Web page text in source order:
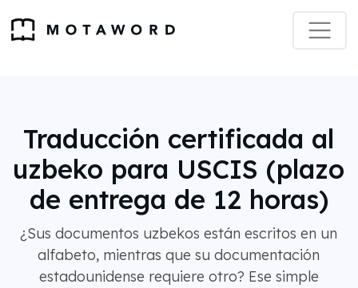
Traducción certificada al
uzbeko para USCIS (plazo
de entrega de 12 horas)
¿Sus documentos uzbekos están escritos en un
alfabeto, mientras que su documentación
estadounidense requiere otro? Ese simple